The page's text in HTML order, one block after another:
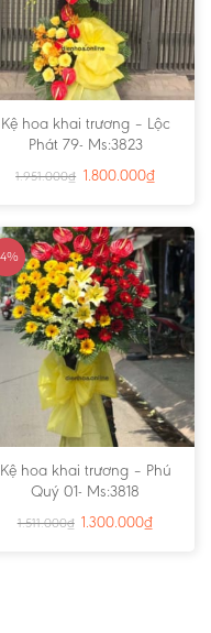
Kệ hoa khai trương – Lộc
Phát 79- Ms:3823
1.951.000₫ 1.800.000₫
Kệ hoa khai trương – Phú
Quý 01- Ms:3818
1.511.000₫ 1.300.000₫